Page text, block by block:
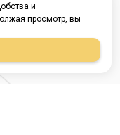
и
просмотр, вы